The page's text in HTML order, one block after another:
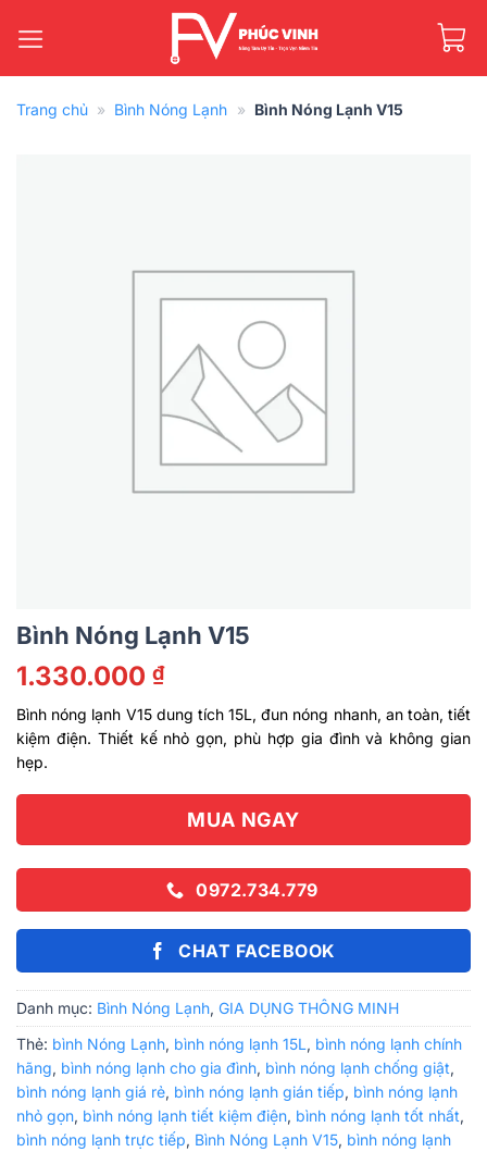
qua
Trang chủ » Bình Nóng Lạnh » Bình Nóng Lạnh V15
Bình Nóng Lạnh V15
1.330.000 ₫
Bình nóng lạnh V15 dung tích 15L, đun nóng nhanh, an toàn, tiết
kiệm điện. Thiết kế nhỏ gọn, phù hợp gia đình và không gian
hẹp.
MUA NGAY
0972.734.779
CHAT FACEBOOK
Danh mục: Bình Nóng Lạnh, GIA DỤNG THÔNG MINH
Thẻ: bình Nóng Lạnh, bình nóng lạnh 15L, bình nóng lạnh chính
hãng, bình nóng lạnh cho gia đình, bình nóng lạnh chống giật,
bình nóng lạnh giá rẻ, bình nóng lạnh gián tiếp, bình nóng lạnh
nhỏ gọn, bình nóng lạnh tiết kiệm điện, bình nóng lạnh tốt nhất,
bình nóng lạnh trực tiếp, Bình Nóng Lạnh V15, bình nóng lạnh